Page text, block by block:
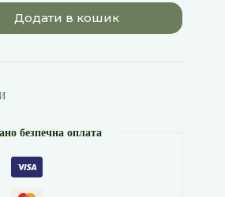
Додати в кошик
безпечна оплата